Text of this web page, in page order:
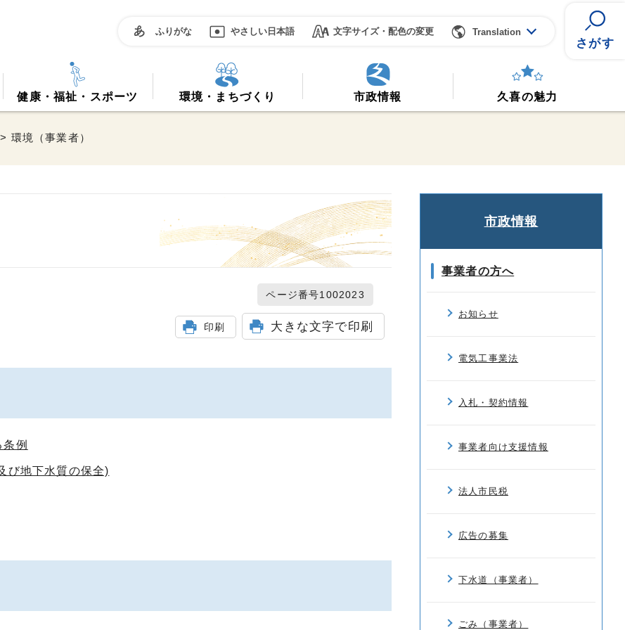
ふりがな やさしい日本語 文字サイズ・配色の変更 Translation
さがす
健康・福祉・スポーツ 環境・まちづくり 市政情報 久喜の魅力
> 環境（事業者）
ページ番号1002023
印刷 大きな文字で印刷
例
び地下水質の保全)
市政情報
事業者の方へ
お知らせ
電気工事業法
入札・契約情報
事業者向け支援情報
法人市民税
広告の募集
下水道（事業者）
ごみ（事業者）